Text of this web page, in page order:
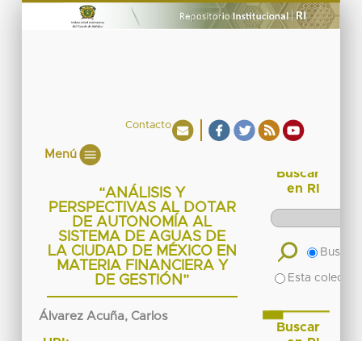
Contacto
Menú
“ANÁLISIS Y
PERSPECTIVAS AL DOTAR
DE AUTONOMÍA AL
SISTEMA DE AGUAS DE
LA CIUDAD DE MÉXICO EN
MATERIA FINANCIERA Y
DE GESTIÓN”
Álvarez Acuña, Carlos
Buscar
en RI
Buscar
Esta
Buscar